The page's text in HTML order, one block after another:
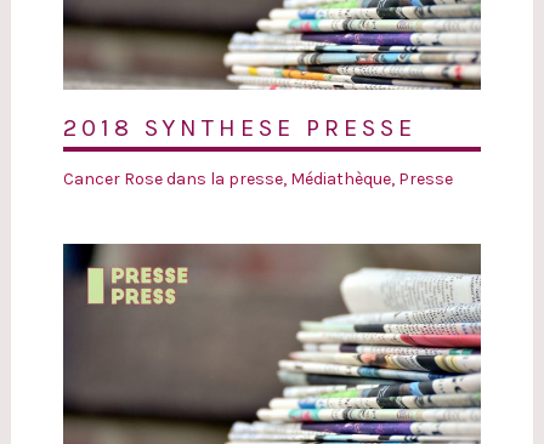
2018 SYNTHESE PRESSE
Cancer Rose dans la presse, Médiathèque, Presse